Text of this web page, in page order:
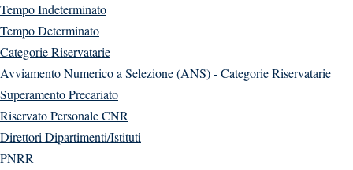
Tempo Indeterminato
Tempo Determinato
Categorie Riservatarie
Avviamento Numerico a Selezione (ANS) - Categorie Riservatarie
Superamento Precariato
Riservato Personale CNR
Direttori Dipartimenti/Istituti
PNRR